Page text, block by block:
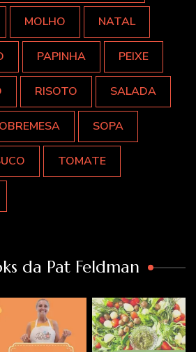
MOLHO NATAL
PAPINHA PEIXE
RISOTO SALADA
SOPA
TOMATE
da Pat Feldman